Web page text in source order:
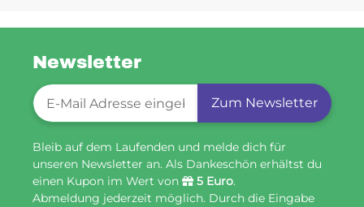
Newsletter
Newsletter-Registrierung
Zum Newsletter
Bleib auf dem Laufenden und melde dich für
unseren Newsletter an. Als Dankeschön erhältst du
einen Kupon im Wert von
5 Euro.
Abmeldung jederzeit möglich. Durch die Eingabe